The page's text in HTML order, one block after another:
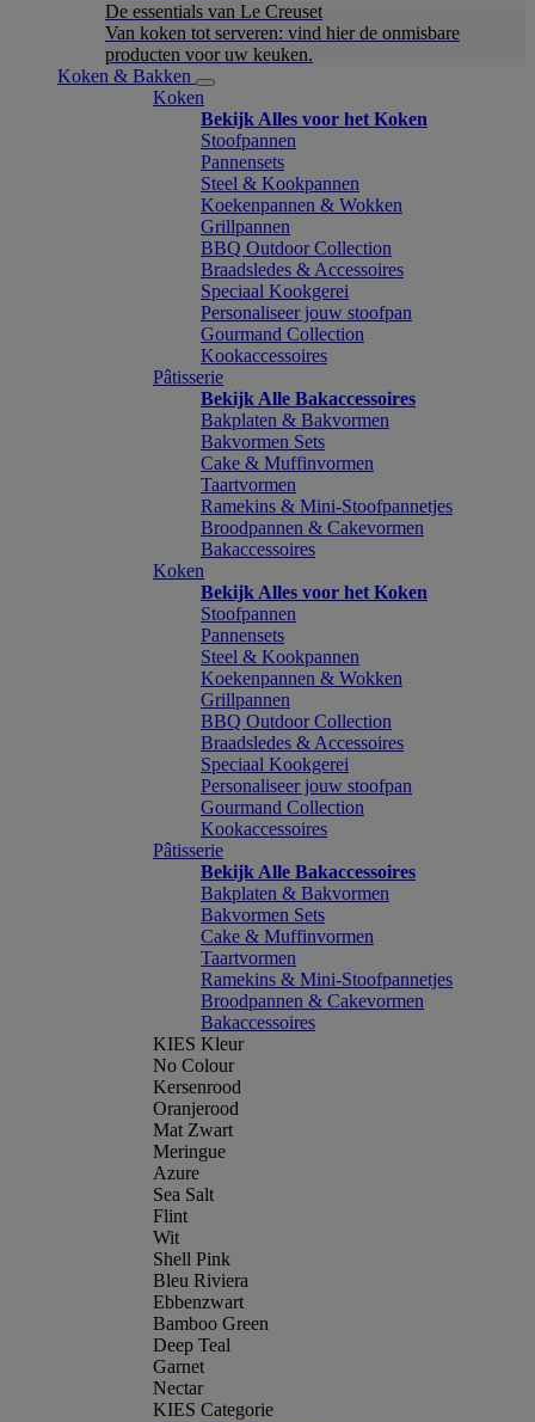
De essentials van Le Creuset
Van koken tot serveren: vind hier de onmisbare
producten voor uw keuken.
Koken & Bakken
Koken
Bekijk Alles voor het Koken
Stoofpannen
Pannensets
Steel & Kookpannen
Koekenpannen & Wokken
Grillpannen
BBQ Outdoor Collection
Braadsledes & Accessoires
Speciaal Kookgerei
Personaliseer jouw stoofpan
Gourmand Collection
Kookaccessoires
Pâtisserie
Bekijk Alle Bakaccessoires
Bakplaten & Bakvormen
Bakvormen Sets
Cake & Muffinvormen
Taartvormen
Ramekins & Mini-Stoofpannetjes
Broodpannen & Cakevormen
Bakaccessoires
Koken
Bekijk Alles voor het Koken
Stoofpannen
Pannensets
Steel & Kookpannen
Koekenpannen & Wokken
Grillpannen
BBQ Outdoor Collection
Braadsledes & Accessoires
Speciaal Kookgerei
Personaliseer jouw stoofpan
Gourmand Collection
Kookaccessoires
Pâtisserie
Bekijk Alle Bakaccessoires
Bakplaten & Bakvormen
Bakvormen Sets
Cake & Muffinvormen
Taartvormen
Ramekins & Mini-Stoofpannetjes
Broodpannen & Cakevormen
Bakaccessoires
KIES Kleur
No Colour
Kersenrood
Oranjerood
Mat Zwart
Meringue
Azure
Sea Salt
Flint
Wit
Shell Pink
Bleu Riviera
Ebbenzwart
Bamboo Green
Deep Teal
Garnet
Nectar
KIES Categorie